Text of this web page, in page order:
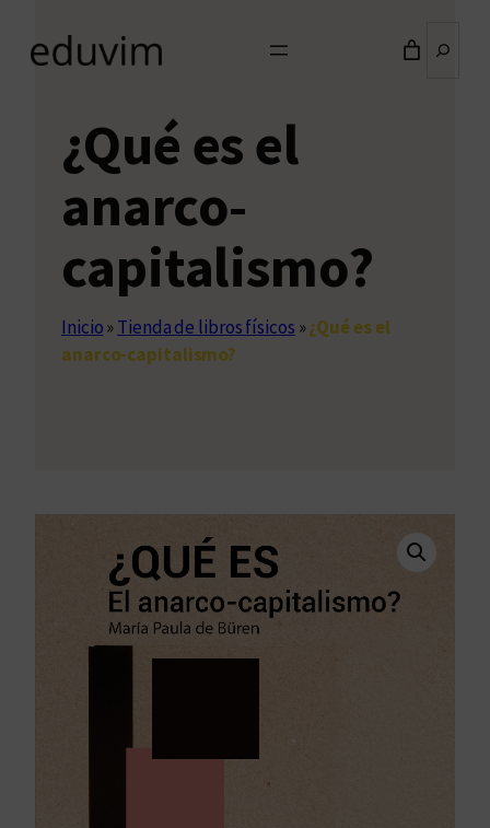
¿Qué es el
anarco-
capitalismo?
Inicio»Tienda de libros físicos »¿Qué es el
anarco-capitalismo?